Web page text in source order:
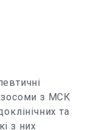
з МСК
та
з них